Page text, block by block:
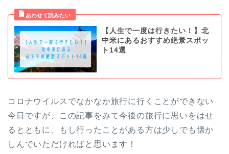
【人生で一度は行きたい！】北
中米にあるおすすめ絶景スポッ
ト14選
コロナウイルスでなかなか旅行に行くことができない
今日ですが、この記事をみて今後の旅行に思いをはせ
るとともに、もし行ったことがある方は少しでも懐か
しんでいただければと思います！